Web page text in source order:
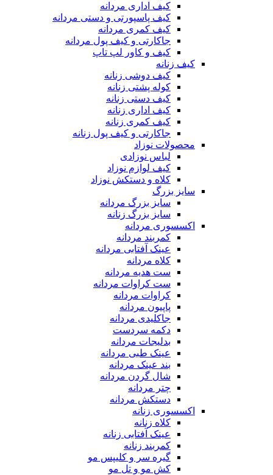
کیف اداری مردانه
کیف پاسپورتی و دستی مردانه
کیف کمری مردانه
جاکارتی و کیف پول مردانه
کیف و کاور لپ تاپ
کیف زنانه
کیف دوشی زنانه
کوله پشتی زنانه
کیف دستی زنانه
کیف اداری زنانه
کیف کمری زنانه
جاکارتی و کیف پول زنانه
محصولات نوزاد
لباس نوزادی
کیف لوازم نوزاد
کلاه و دستکش نوزاد
سایز بزرگ
سایز بزرگ مردانه
سایز بزرگ زنانه
اکسسوری مردانه
کمربند مردانه
عینک آفتابی مردانه
کلاه مردانه
ست هدیه مردانه
ست کراوات مردانه
کراوات مردانه
پاپیون مردانه
جاکلیدی مردانه
دکمه سردست
بدلیجات مردانه
عینک طبی مردانه
بند عینک مردانه
شال گردن مردانه
چتر مردانه
دستکش مردانه
اکسسوری زنانه
کلاه زنانه
عینک آفتابی زنانه
کمربند زنانه
گیره سر و کلیپس مو
کش مو و تل مو